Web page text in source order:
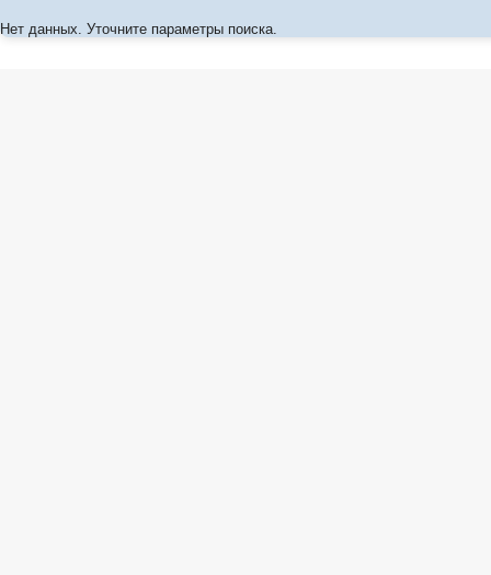
Нет данных. Уточните параметры поиска.